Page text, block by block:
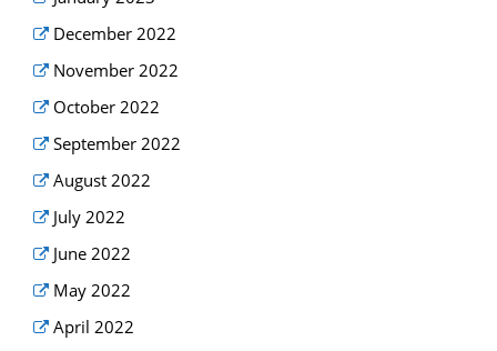
December 2022
November 2022
October 2022
September 2022
August 2022
July 2022
June 2022
May 2022
April 2022